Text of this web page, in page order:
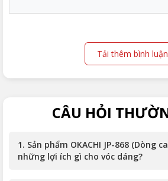
Tải thêm bình luận
CÂU HỎI
1. Sản phẩm OKACHI JP-868 (Dòng
những lợi ích gì cho vóc dáng?